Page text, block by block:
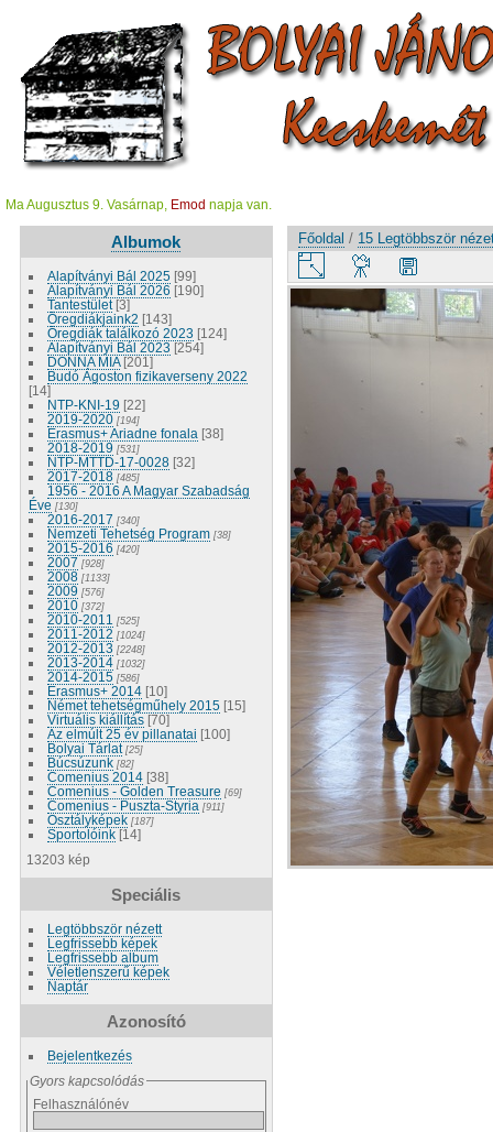
Ma Augusztus 9. Vasárnap, Emod napja van.
Albumok
Alapítványi Bál 2025 [99]
Alapítványi Bál 2026 [190]
Tantestület [3]
Öregdiákjaink2 [143]
Öregdiák találkozó 2023 [124]
Alapítványi Bál 2023 [254]
DONNA MIA [201]
Budó Ágoston fizikaverseny 2022
[14]
NTP-KNI-19 [22]
2019-2020 [194]
Erasmus+ Ariadne fonala [38]
2018-2019 [531]
NTP-MTTD-17-0028 [32]
2017-2018 [485]
1956 - 2016 A Magyar Szabadság
Éve [130]
2016-2017 [340]
Nemzeti Tehetség Program [38]
2015-2016 [420]
2007 [928]
2008 [1133]
2009 [576]
2010 [372]
2010-2011 [525]
2011-2012 [1024]
2012-2013 [2248]
2013-2014 [1032]
2014-2015 [586]
Erasmus+ 2014 [10]
Német tehetségműhely 2015 [15]
Virtuális kiállítás [70]
Az elmúlt 25 év pillanatai [100]
Bolyai Tárlat [25]
Búcsúzunk [82]
Comenius 2014 [38]
Comenius - Golden Treasure [69]
Comenius - Puszta-Styria [911]
Osztályképek [187]
Sportolóink [14]
13203 kép
Speciális
Legtöbbször nézett
Legfrissebb képek
Legfrissebb album
Véletlenszerű képek
Naptár
Azonosító
Bejelentkezés
Gyors kapcsolódás
Felhasználónév
Főoldal / 15 Legtöbbször